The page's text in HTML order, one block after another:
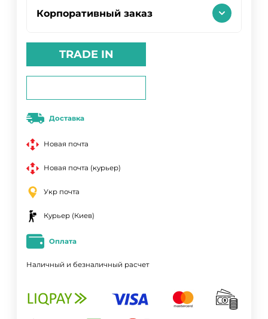
Корпоративный заказ
TRADE IN
Доставка
Новая почта
Новая почта (курьер)
Укр почта
Курьер (Киев)
Оплата
Наличный и безналичный расчет